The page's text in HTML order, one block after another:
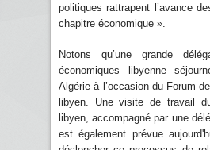
politiques rattrapent l’avance
chapitre économique ».
Notons qu’une grande
économiques libyenne
Algérie à l’occasion du Forum
libyen. Une visite de travail
libyen, accompagné par une
est également prévue